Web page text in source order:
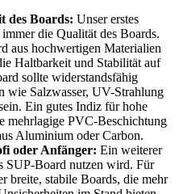
des Boards: Unser erstes
die Qualität des Boards.
aus hochwertigen Materialien
Haltbarkeit und Stabilität auf
sollte widerstandsfähig
wie Salzwasser, UV-Strahlung
Ein gutes Indiz für hohe
mehrlagige PVC-Beschichtung
Aluminium oder Carbon.
oder Anfänger: Ein weiterer
SUP-Board nutzen wird. Für
breite, stabile Boards, die mehr